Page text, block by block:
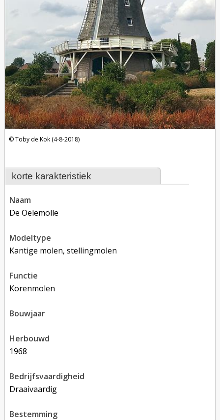
korte karakteristiek
naam
De Oelemölle
modeltype
Kantige molen, stellingmolen
functie
korenmolen
bouwjaar
herbouwd
1968
bedrijfsvaardigheid
Draaivaardig
bestemming
Toby de Kok (4-8-2018)